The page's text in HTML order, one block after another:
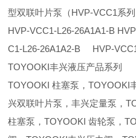
型双联叶片泵（HVP-VCC1系列
HVP-VCC1-L26-26A1A1-B
C1-L26-26A1A2-B HVP-
TOYOOKI丰兴液压产品系列
TOYOOKI 柱塞泵，TOYOOKI
兴双联叶片泵，丰兴定量泵，
柱塞泵，TOYOOKI 齿轮泵，